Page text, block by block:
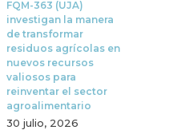
FQM-363 (UJA)
investigan la manera
de transformar
residuos agrícolas en
nuevos recursos
valiosos para
reinventar el sector
agroalimentario
30 julio, 2026